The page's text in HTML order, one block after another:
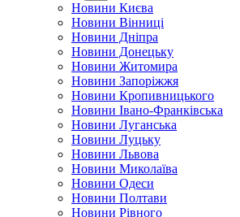
Новини Києва
Новини Вінниці
Новини Дніпра
Новини Донецьку
Новини Житомира
Новини Запоріжжя
Новини Кропивницького
Новини Івано-Франківська
Новини Луганська
Новини Луцьку
Новини Львова
Новини Миколаїва
Новини Одеси
Новини Полтави
Новини Рівного